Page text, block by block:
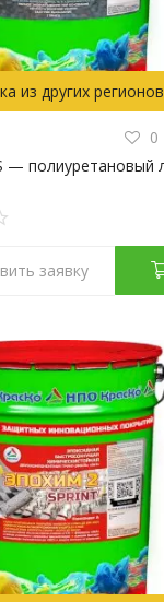
из других регионов
0
заявку